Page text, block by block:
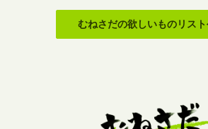
むねさだの欲しいものリス